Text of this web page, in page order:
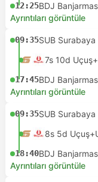
12:25BDJ
Ayrıntıları görüntüle
09:35SUB Surabaya
7s 10d
17:45BDJ
Ayrıntıları görüntüle
09:35SUB Surabaya
8s 5d
18:40BDJ
Ayrıntıları görüntüle